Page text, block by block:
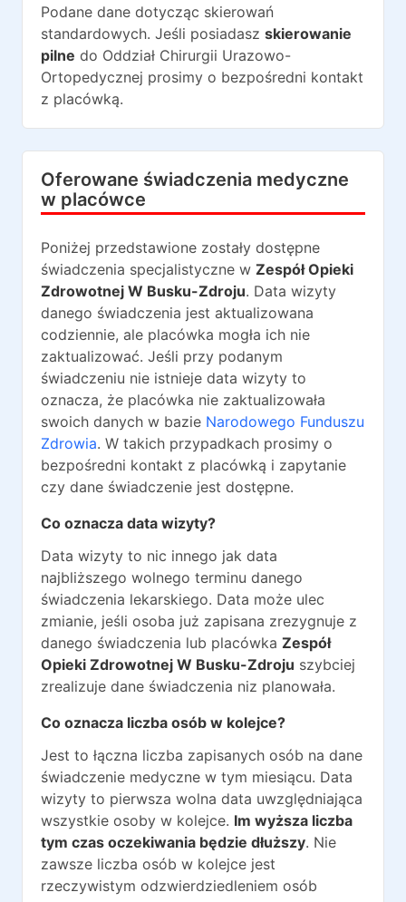
Podane dane dotycząc skierowań
standardowych. Jeśli posiadasz skierowanie
pilne do Oddział Chirurgii Urazowo-
Ortopedycznej prosimy o bezpośredni kontakt
z placówką.
Oferowane świadczenia medyczne
w placówce
Poniżej przedstawione zostały dostępne
świadczenia specjalistyczne w Zespół Opieki
Zdrowotnej W Busku-Zdroju. Data wizyty
danego świadczenia jest aktualizowana
codziennie, ale placówka mogła ich nie
zaktualizować. Jeśli przy podanym
świadczeniu nie istnieje data wizyty to
oznacza, że placówka nie zaktualizowała
swoich danych w bazie Narodowego Funduszu
Zdrowia. W takich przypadkach prosimy o
bezpośredni kontakt z placówką i zapytanie
czy dane świadczenie jest dostępne.
Co oznacza data wizyty?
Data wizyty to nic innego jak data
najbliższego wolnego terminu danego
świadczenia lekarskiego. Data może ulec
zmianie, jeśli osoba już zapisana zrezygnuje z
danego świadczenia lub placówka Zespół
Opieki Zdrowotnej W Busku-Zdroju szybciej
zrealizuje dane świadczenia niz planowała.
Co oznacza liczba osób w kolejce?
Jest to łączna liczba zapisanych osób na dane
świadczenie medyczne w tym miesiącu. Data
wizyty to pierwsza wolna data uwzględniająca
wszystkie osoby w kolejce. Im wyższa liczba
tym czas oczekiwania będzie dłuższy. Nie
zawsze liczba osób w kolejce jest
rzeczywistym odzwierdziedleniem osób